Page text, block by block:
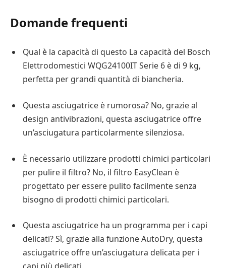
Domande frequenti
Qual è la capacità di questo La capacità del Bosch
Elettrodomestici WQG24100IT Serie 6 è di 9 kg,
perfetta per grandi quantità di biancheria.
Questa asciugatrice è rumorosa? No, grazie al
design antivibrazioni, questa asciugatrice offre
un’asciugatura particolarmente silenziosa.
È necessario utilizzare prodotti chimici particolari
per pulire il filtro? No, il filtro EasyClean è
progettato per essere pulito facilmente senza
bisogno di prodotti chimici particolari.
Questa asciugatrice ha un programma per i capi
delicati? Sì, grazie alla funzione AutoDry, questa
asciugatrice offre un’asciugatura delicata per i